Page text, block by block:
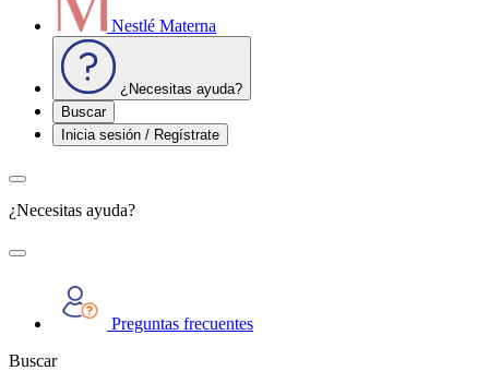
Nestlé Materna
¿Necesitas ayuda?
Buscar
Inicia sesión / Regístrate
¿Necesitas ayuda?
Preguntas frecuentes
Buscar